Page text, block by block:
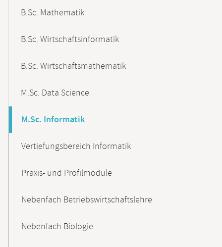
B.Sc. Mathematik
B.Sc. Wirtschaftsinformatik
B.Sc. Wirtschaftsmathematik
M.Sc. Data Science
M.Sc. Informatik
Vertiefungsbereich Informatik
Praxis- und Profilmodule
Nebenfach Betriebswirtschaftslehre
Nebenfach Biologie